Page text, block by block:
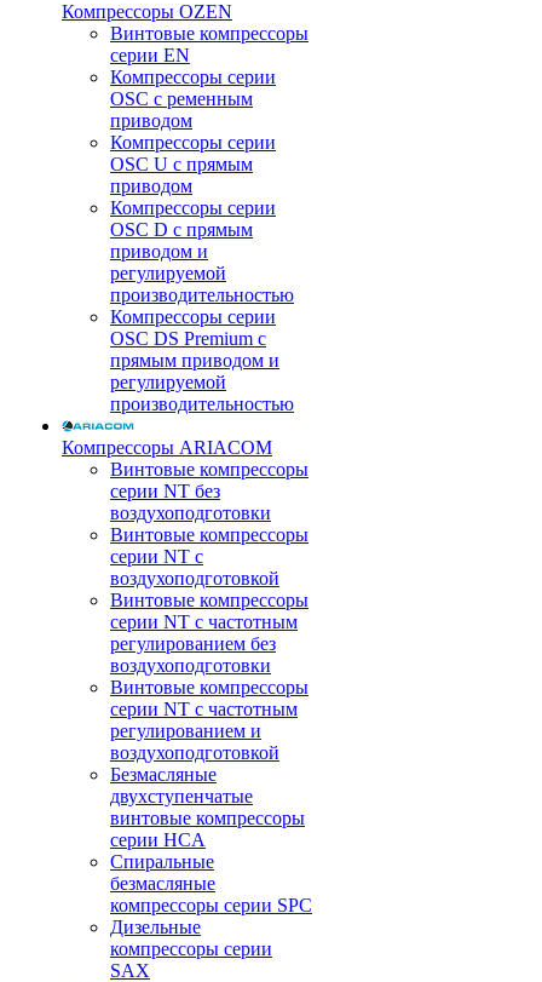
Компрессоры OZEN
Винтовые компрессоры
серии EN
Компрессоры серии
OSC с ременным
приводом
Компрессоры серии
OSC U с прямым
приводом
Компрессоры серии
OSC D с прямым
приводом и
регулируемой
производительностью
Компрессоры серии
OSC DS Premium с
прямым приводом и
регулируемой
производительностью
Компрессоры ARIACOM
Винтовые компрессоры
серии NT без
воздухоподготовки
Винтовые компрессоры
серии NT c
воздухоподготовкой
Винтовые компрессоры
серии NT с частотным
регулированием без
воздухоподготовки
Винтовые компрессоры
серии NT с частотным
регулированием и
воздухоподготовкой
Безмасляные
двухступенчатые
винтовые компрессоры
серии HCA
Спиральные
безмасляные
компрессоры серии SPC
Дизельные
компрессоры серии
SAX